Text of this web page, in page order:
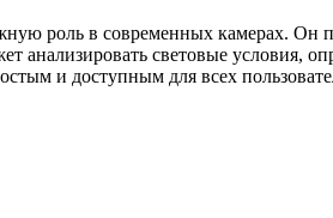
роль в современных камерах. Он
анализировать световые условия,
и доступным для всех